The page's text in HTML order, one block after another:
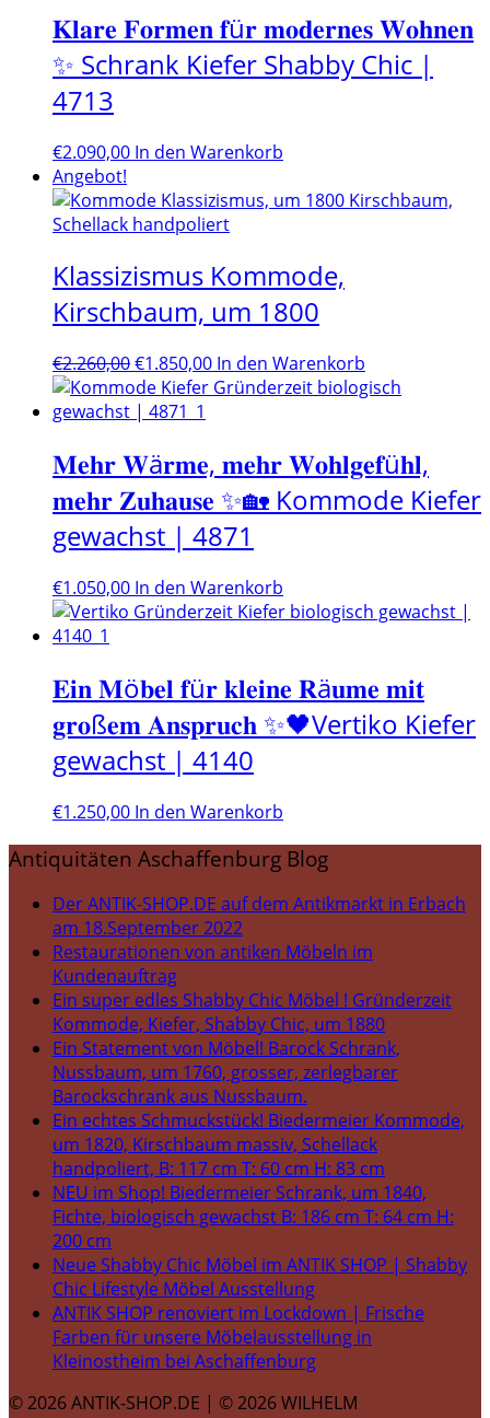
𝐊𝐥𝐚𝐫𝐞 𝐅𝐨𝐫𝐦𝐞𝐧 𝐟ü𝐫 𝐦𝐨𝐝𝐞𝐫𝐧𝐞𝐬 𝐖𝐨𝐡𝐧𝐞𝐧
✨ Schrank Kiefer Shabby Chic |
4713
€2.090,00 In den Warenkorb
Angebot!
Klassizismus Kommode,
Kirschbaum, um 1800
€2.260,00Ursprünglicher
Preis
war:
€1.850,00Aktueller
Preis
In den Warenkorb
𝐌𝐞𝐡𝐫 𝐖ä𝐫𝐦𝐞, 𝐦𝐞𝐡𝐫 𝐖𝐨𝐡𝐥𝐠𝐞𝐟ü𝐡𝐥,
𝐦𝐞𝐡𝐫 𝐙𝐮𝐡𝐚𝐮𝐬𝐞 ✨🏡 Kommode Kiefer
gewachst | 4871
€1.050,00 In den Warenkorb
𝐄𝐢𝐧 𝐌ö𝐛𝐞𝐥 𝐟ü𝐫 𝐤𝐥𝐞𝐢𝐧𝐞 𝐑ä𝐮𝐦𝐞 𝐦𝐢𝐭
𝐠𝐫𝐨ß𝐞𝐦 𝐀𝐧𝐬𝐩𝐫𝐮𝐜𝐡 ✨🖤Vertiko Kiefer
gewachst | 4140
€1.250,00 In den Warenkorb
Antiquitäten Aschaffenburg Blog
Der ANTIK-SHOP.DE auf dem Antikmarkt in Erbach
am 18.September 2022
Restaurationen von antiken Möbeln im
Kundenauftrag
Ein super edles Shabby Chic Möbel ! Gründerzeit
Kommode, Kiefer, Shabby Chic, um 1880
Ein Statement von Möbel! Barock Schrank,
Nussbaum, um 1760, grosser, zerlegbarer
Barockschrank aus Nussbaum.
Ein echtes Schmuckstück! Biedermeier Kommode,
um 1820, Kirschbaum massiv, Schellack
handpoliert, B: 117 cm T: 60 cm H: 83 cm
NEU im Shop! Biedermeier Schrank, um 1840,
Fichte, biologisch gewachst B: 186 cm T: 64 cm H:
200 cm
Neue Shabby Chic Möbel im ANTIK SHOP | Shabby
Chic Lifestyle Möbel Ausstellung
ANTIK SHOP renoviert im Lockdown | Frische
Farben für unsere Möbelausstellung in
Kleinostheim bei Aschaffenburg
© 2026 ANTIK-SHOP.DE | © 2026 WILHELM